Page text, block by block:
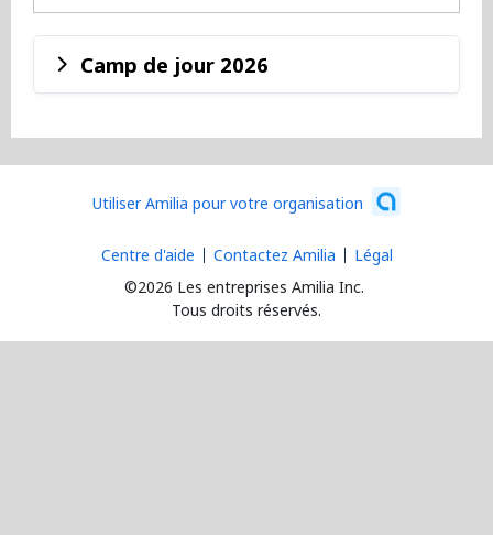
Camp de jour 2026
Utiliser Amilia pour votre organisation
©2026 Les entreprises Amilia Inc.
Tous droits réservés.
Centre d'aide Contactez Amilia Légal